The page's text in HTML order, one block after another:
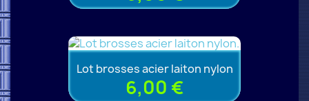
Lot brosses acier laiton nylon
6,00 €